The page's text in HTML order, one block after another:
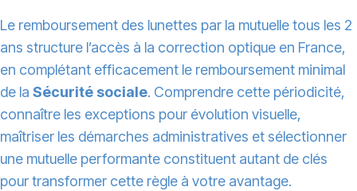
Le remboursement des lunettes par la mutuelle tous les 2
ans structure l’accès à la correction optique en France,
en complétant efficacement le remboursement minimal
de la Sécurité sociale. Comprendre cette périodicité,
connaître les exceptions pour évolution visuelle,
maîtriser les démarches administratives et sélectionner
une mutuelle performante constituent autant de clés
pour transformer cette règle à votre avantage.